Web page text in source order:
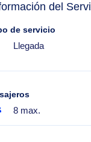
del
de servicio
Llegada
8 max.